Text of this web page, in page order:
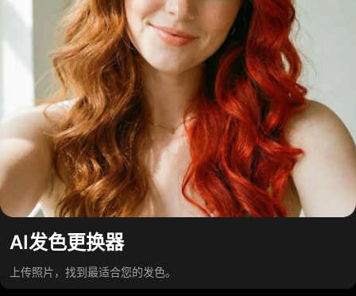
AI发色更换器
上传照片，找到最适合您的发色。